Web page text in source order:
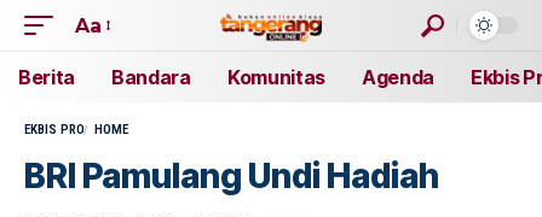
Aa
Berita Bandara Komunitas Agenda Ekbis
EKBIS PRO HOME
BRI Pamulang Undi Hadiah